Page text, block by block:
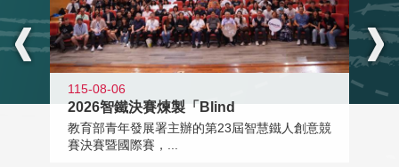
115-08-06
2026智鐵決賽煉製「Blind
教育部青年發展署主辦的第23屆智慧鐵人創意競
賽決賽暨國際賽，...